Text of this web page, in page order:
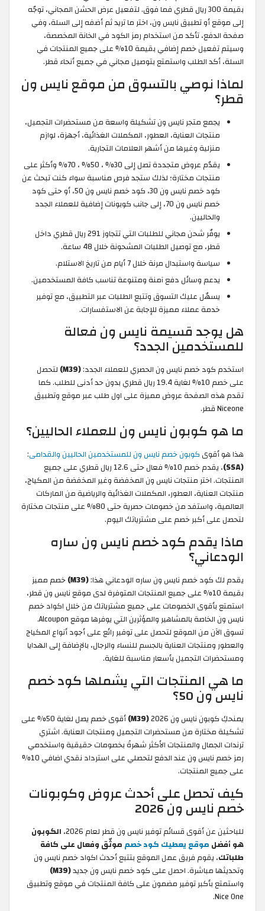
بقيمة 300 ريال قطري فما فوق. لتفعيل عرض الحشن المجاني، توجّه
إلى موقع أو تطبيق نايس ون، اختر ما تريد ثم أضفه إلى السلة، وفي
صفحة الدفع، تأكد من استخدام رمز الكود في الخانة المخصصة،
وسيتم تفعيل خصم إضافي بقيمة 10% على جميع المنتجات في
السلة، أكد الطلب واستمتع بتوصيل مجاني في جميع أنحاء قطر.
لماذا نوصي بالتسوق من موقع نايس ون
قطر؟
يجمع متجر نايس ون تشكيلة واسعة من مستحضرات التجميل،
منتجات العناية، العطور، المكملات الغذائية، أجهزة، لوازم
منزلية وغيرها من أشهر العلامات التجارية.
يقدّم عروض متجددة تصل إلى 30% ، 50% ، 70% وأكثر على
منتجات مختارة؛ لذلك ستجد فرص مناسبة سواء كنت تبحث عن
كود خصم نايس ون 30، كود خصم نايس ون 50، أو حتى كود
خصم نايس ون 70، إلى جانب كوبونات إضافية للعملاء الجدد
والحاليين.
يوفّر شحن مجاني للطلبات التي تتجاوز 291 ريال قطري داخل
قطر، مع توصيل الطلبات المشحونة خلال 48 ساعة.
سياسة واستبدال مرنة خلال 7 أيام من تاريخ الاستلام.
يدعم وسائل دفع آمنة ومتنوعة تناسب كافة المستخدمين.
يسهّل عليك التسوق وتتبع الطلبات عبر التطبيق، مع توفير
خدمة عملاء مميزة للإجابة عن الاستفسارات.
هل يوجد قسيمة نايس ون فعالة
للمستخدمين الجدد؟
استخدم كود خصم نايس ون الحصري للعملاء الجدد:(M39)
لتحصل
على خصم 10% لغاية 19.4 ريال قطري بدون حد أدنى للطلب. كما
تقدم هذه الصفحة عروض مميزة على اول طلب عبر موقع وتطبيق
Niceone قطر.
ما هو كوبون نايس ون للعملاء الحاليين؟
هذا هو أقوى كوبون خصم نايس ون للمستخدمين الحاليين والقدامى:
(SSA)
، يقدم خصم 10% فعال حتى
12.6 ريال قطري على جميع
المنتجات. اختر منتجات نايس ون المخفضة وغير المخفضة من المكياج،
منتجات العناية، العطور، المكملات الغذائية والرياضية من الماركات
العالمية، واستفد من خصومات حصرية حتى 80% على منتجات مختارة
لتحصل على أكبر خصم على مشترياتك اليوم.
ماذا يقدم كود خصم نايس ون ساره
الودعاني؟
يقدم لك كود خصم نايس ون ساره الودعاني هذا:(M39)
خصم مميز
بقيمة 10% على جميع المنتجات المتوفرة لدى موقع نايس ون قطر،
استمتع بأقوى الخصومات على جميع مشترياتك من خلال اكواد خصم
نايس ون الخاصة بالمشاهير والمؤثرين التي يوفرها موقع Alcoupon.
تسوق الآن من الموقع لتحصل على توفير رائع على أجود أنواع المكياج
والعطور ومنتجات العناية بالجسم للنساء والرجال، بالإضافة إلى الهدايا
ومستحضرات التجميل بأسعار مناسبة للغاية.
ما هي المنتجات التي يشملها كود خصم
نايس ون 50؟
يمنحكِ كوبون نايس ون 2026 (M39)
أقوى خصم يصل لغاية 50% على
تشكيلة مختارة من مستحضرات التجميل ومنتجات العناية. اشتري
ترندات الجمال والمنتجات الأكثر شهرةً بخصومات حقيقية واستخدمي
رمز خصم نايس ون عند الدفع لتحصلي على استرداد نقدي اضافي 10%
على جميع المنتجات.
كيف تحصل على أحدث عروض وكوبونات
خصم نايس ون 2026
للباحثين عن أقوى قسائم توفير نايس ون قطر لعام 2026،
الكوبون
هو أفضل موقع يعطيك كود خصم موثّق وفعال على كافة
طلباتك، يقوم فريق عمل الموقع بتتبع أحدث اكواد خصم نايس ون
وتحديثها مباشرة. احصل على كود خصم نايس ون جديد(M39)
واستمتع بأكبر توفير مضمون على كافة المنتجات في موقع وتطبيق
Nice One.